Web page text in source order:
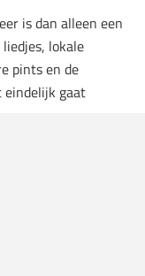
is dan alleen een
lokale
pints en de
eindelijk gaat